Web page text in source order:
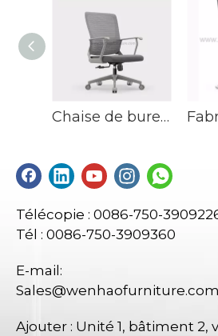
Chaise de bureau à domicile Ergo en maille grise supérieure, chaises de bureau rembourrées avec soutien lombaire
Télécopie : 0086-750-
Tél : 0086-750-3909360
E-mail:
Sales@wenhaofurniture.com
Ajouter : Unité 1, bâtiment 2,